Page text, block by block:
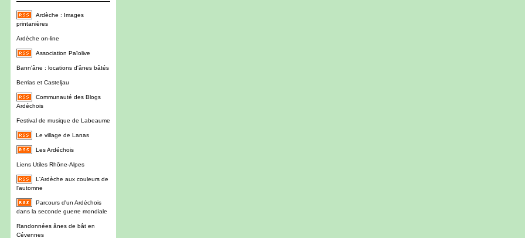
Ardèche : Images
printanières
Ardèche on-line
Association Païolive
Bann'âne : locations d'ânes bâtés
Berrias et Casteljau
Communauté des Blogs
Ardéchois
Festival de musique de Labeaume
Le village de Lanas
Les Ardéchois
Liens Utiles Rhône-Alpes
L'Ardèche aux couleurs de
l'automne
Parcours d'un Ardéchois
dans la seconde guerre mondiale
Randonnées ânes de bât en
Cévennes